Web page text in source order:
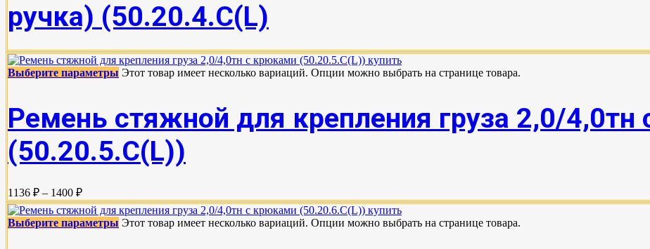
ручка) (50.20.4.С(L)
Выберите параметры Этот товар имеет несколько вариаций. Опции можно выбрать на странице товара.
Ремень стяжной для крепления груза 2,0/
(50.20.5.C(L))
1136 ₽ – 1400 ₽
Выберите параметры Этот товар имеет несколько вариаций. Опции можно выбрать на странице товара.